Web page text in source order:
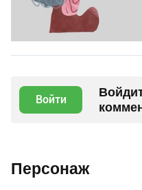
Войти
Персонаж